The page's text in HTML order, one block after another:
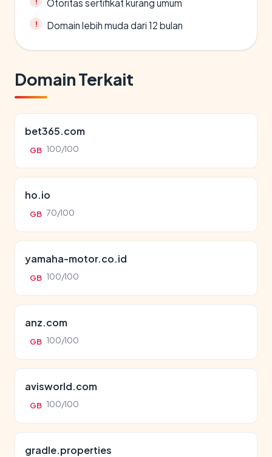
Otoritas sertifikat kurang umum
Domain lebih muda dari 12 bulan
Domain Terkait
bet365.com
GB 100/100
ho.io
GB 70/100
yamaha-motor.co.id
GB 100/100
anz.com
GB 100/100
avisworld.com
GB 100/100
gradle.properties